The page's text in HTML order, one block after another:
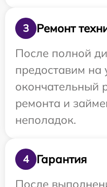
3
Ремонт
После полной
предоставим на
окончательный
ремонта и
неполадок.
4
Гарантия
После